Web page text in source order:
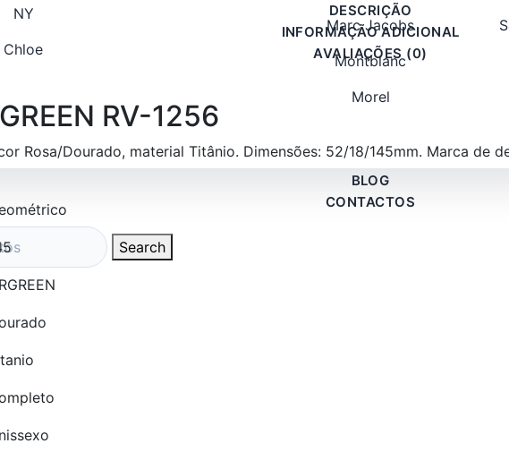
NY
Chloe
Marc Jacobs
Montblanc
Morel
BLOG
CONTACTOS
Search
DESCRIÇÃO
INFORMAÇÃO ADICIONAL
AVALIAÇÕES (0)
RV-1256
Rosa/Dourado, material Titânio. Dimensões: 52/18/145mm. Marca de